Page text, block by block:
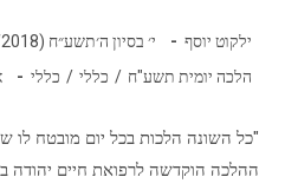
מחבר:
ילקוט יוסף פורסם:
י׳ בסיון ה׳תשע״ח (24/05/2018)
קטגוריה:
הלכה יומית תשע"ח / כללי / כללי
"כל השונה הלכות בכל יום מובטח לו
ההלכה הוקדשה לרפואת חיים יהודה